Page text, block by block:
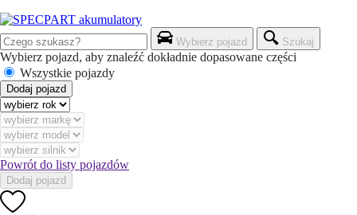
Wybierz pojazd Szukaj
Wybierz pojazd, aby znaleźć dokładnie dopasowane części
Wszystkie pojazdy
Dodaj pojazd
Powrót do listy pojazdów
Dodaj pojazd